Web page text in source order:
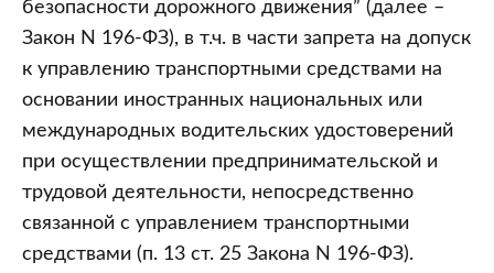
безопасности дорожного движения” (далее –
Закон N 196-ФЗ), в т.ч. в части запрета на допуск
к управлению транспортными средствами на
основании иностранных национальных или
международных водительских удостоверений
при осуществлении предпринимательской и
трудовой деятельности, непосредственно
связанной с управлением транспортными
средствами (п. 13 ст. 25 Закона N 196-ФЗ).